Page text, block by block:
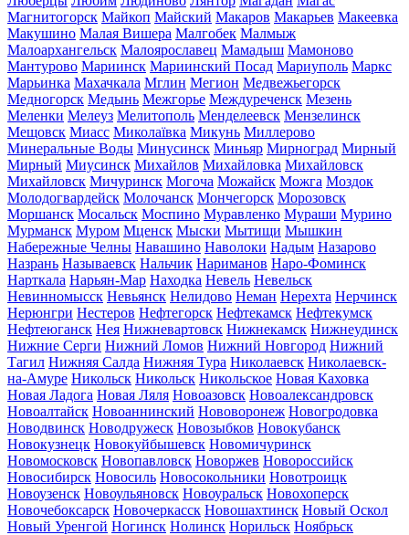
Магнитогорск Майкоп Майский Макаров Макарьев Макеевка
Макушино Малая Вишера Малгобек Малмыж
Малоархангельск Малоярославец Мамадыш Мамоново
Мантурово Мариинск Мариинский Посад Мариуполь Маркс
Марьинка Махачкала Мглин Мегион Медвежьегорск
Медногорск Медынь Межгорье Междуреченск Мезень
Меленки Мелеуз Мелитополь Менделеевск Мензелинск
Мещовск Миасс Миколаївка Микунь Миллерово
Минеральные Воды Минусинск Миньяр Мирноград Мирный
Мирный Миусинск Михайлов Михайловка Михайловск
Михайловск Мичуринск Могоча Можайск Можга Моздок
Молодогвардейск Молочанск Мончегорск Морозовск
Моршанск Мосальск Моспино Муравленко Мураши Мурино
Мурманск Муром Мценск Мыски Мытищи Мышкин
Набережные Челны Навашино Наволоки Надым Назарово
Назрань Называевск Нальчик Нариманов Наро-Фоминск
Нарткала Нарьян-Мар Находка Невель Невельск
Невинномысск Невьянск Нелидово Неман Нерехта Нерчинск
Нерюнгри Нестеров Нефтегорск Нефтекамск Нефтекумск
Нефтеюганск Нея Нижневартовск Нижнекамск Нижнеудинск
Нижние Серги Нижний Ломов Нижний Новгород Нижний
Тагил Нижняя Салда Нижняя Тура Николаевск Николаевск-
на-Амуре Никольск Никольск Никольское Новая Каховка
Новая Ладога Новая Ляля Новоазовск Новоалександровск
Новоалтайск Новоаннинский Нововоронеж Новогродовка
Новодвинск Новодружеск Новозыбков Новокубанск
Новокузнецк Новокуйбышевск Новомичуринск
Новомосковск Новопавловск Новоржев Новороссийск
Новосибирск Новосиль Новосокольники Новотроицк
Новоузенск Новоульяновск Новоуральск Новохоперск
Новочебоксарск Новочеркасск Новошахтинск Новый Оскол
Новый Уренгой Ногинск Нолинск Норильск Ноябрьск